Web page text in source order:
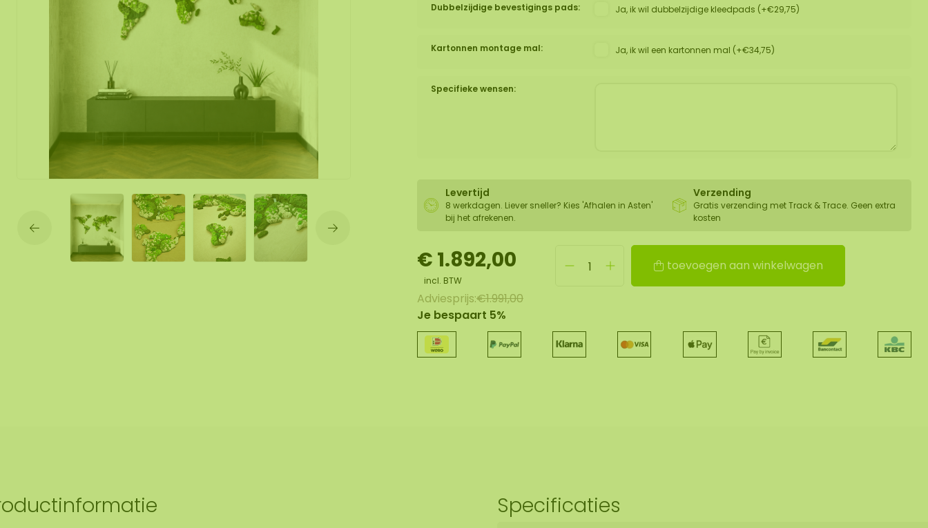
Mos spiegel
Mobiele moswand
Dubbelzijdige bevestigings pads: Ja, ik wil dubbelzijdige kleedpads (+€29,75)
Kartonnen montage mal: Ja, ik wil een kartonnen mal (+€34,75)
Specifieke wensen:
Levertijd
8 werkdagen. Liever sneller? Kies 'Afhalen in Asten'
bij het afrekenen.
Verzending
Gratis verzending met Track & Trace. Geen extra
kosten
€ 1.892,00
incl. BTW
Adviesprijs:€1.991,00
Je bespaart 5%
toevoegen aan winkelwagen
Specificaties